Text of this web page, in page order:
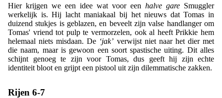
Hier krijgen we een idee wat voor een halve gare Smuggler
werkelijk is. Hij lacht maniakaal bij het nieuws dat Tomas in
duizend stukjes is geblazen, en beveelt zijn valse handlanger om
Tomas' vriend tot pulp te vermorzelen, ook al heeft Prikkie hem
helemaal niets misdaan. De ‘jak’ verwijst niet naar het dier met
die naam, maar is gewoon een soort spastische uiting. Dit alles
schijnt genoeg te zijn voor Tomas, dus geeft hij zijn echte
identiteit bloot en grijpt een pistool uit zijn dilemmatische zakken.
Rijen 6-7